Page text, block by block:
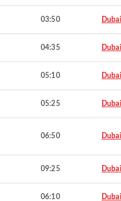
03:50 Dubai
04:35 Dubai
05:10 Dubai
05:25 Dubai
06:50 Dubai
09:25 Dubai
06:10 Dubai